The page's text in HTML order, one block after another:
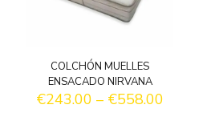
COLCHÓN MUELLES
ENSACADO NIRVANA
€243.00 – €558.00